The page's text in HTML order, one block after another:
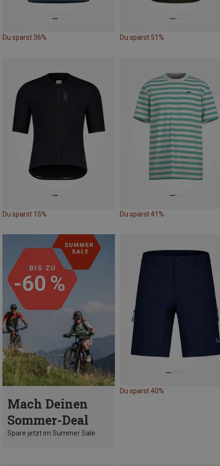
Du sparst 36% Du sparst 51%
Du sparst 15% Du sparst 41%
Mach Deinen
Sommer-Deal
Spare jetzt im Summer Sale
Du sparst 40%